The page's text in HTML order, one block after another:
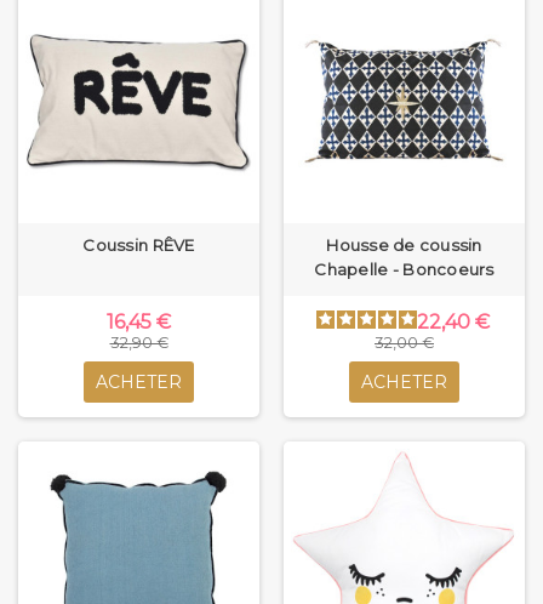
Coussin RÊVE
16,45 €
32,90 €
ACHETER
Housse de coussin
Chapelle - Boncoeurs
22,40 €
32,00 €
ACHETER